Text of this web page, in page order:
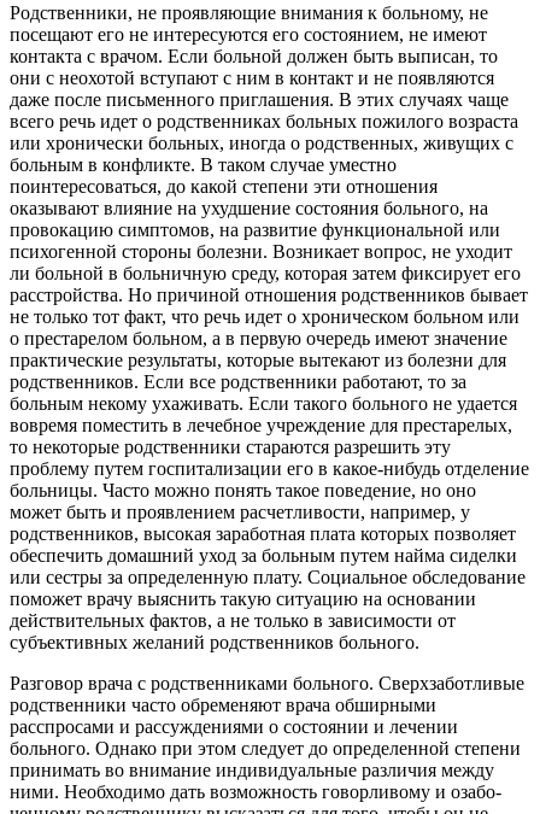
Родственники, не проявляющие внимания к больному, не
посещают его не интересуются его состоянием, не имеют
контакта с врачом. Если больной должен быть выписан, то
они с неохотой вступают с ним в контакт и не появляются
даже после письменного приглашения. В этих случаях чаще
всего речь идет о родственниках больных пожилого возраста
или хронически больных, иногда о родственных, живущих с
больным в конфликте. В таком случае уместно
поинтересоваться, до какой степени эти отношения
оказывают влияние на ухудшение состояния больного, на
провокацию симптомов, на развитие функциональной или
психогенной стороны болезни. Возникает вопрос, не уходит
ли больной в больничную среду, которая затем фиксирует его
расстройства. Но причиной отношения родственников бывает
не только тот факт, что речь идет о хроническом больном или
о престарелом больном, а в первую очередь имеют значение
практические результаты, которые вытекают из болезни для
родственников. Если все родственники работают, то за
больным некому ухаживать. Если такого больного не удается
вовремя поместить в лечебное учреждение для престарелых,
то некоторые родст­венники стараются разрешить эту
проблему путем госпитализации его в какое-нибудь отделение
больницы. Часто можно понять такое поведе­ние, но оно
может быть и проявлением расчетливости, например, у
родственников, высокая заработная плата которых позволяет
обеспе­чить домашний уход за больным путем найма сиделки
или сестры за определенную плату. Социальное обследование
поможет врачу выяс­нить такую ситуацию на основании
действительных фактов, а не только в зависимости от
субъективных желаний родственников больного.
Разговор врача с родственниками больного. Сверхзаботливые
родственники часто обременяют врача обширными
расспросами и рас­суждениями о состоянии и лечении
больного. Однако при этом следует до определенной степени
принимать во внимание индивидуальные раз­личия между
ними. Необходимо дать возможность говорливому и озабо­